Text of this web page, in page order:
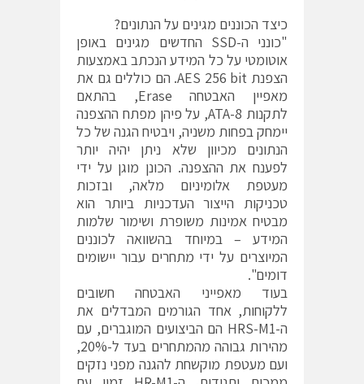
כיצד הכוננים מגינים על הנתונים?
"כונני ה-SSD החדשים מגינים באופן
אוטומטי על כל המידע הנכתב באמצעות
הצפנת AES 256 bit. הם כוללים גם את
מאפיין האבטחה Erase, בהתאם
לתקנות ATA-8, על פיהן מפתח ההצפנה
יימחק בפחות משניה, ויבטיח הגנה של כל
הנתונים מכיוון שלא ניתן יהיה יותר
לפענח את ההצפנה. הכונן מוגן על ידי
מעטפת אלומיניום מלאה, ובזכות
טכניקות הייצור העדכניות ביותר הוא
מבטיח אמינות משופרת ושימור שלמות
המידע – במיוחד בהשוואה לכוננים
המיוצרים על ידי מתחרים עבור יישומים
דומים".
בעוד מאפייני האבטחה חשובים
ללקוחות, אחד הגורמים המבדלים את
ה-HRS-M1 הם הביצועים המוגברים, עם
מהירות גבוהה מהמתחרים בעד ל-20%,
ועם מעטפת מוקשחת להגנה מפני נזקים